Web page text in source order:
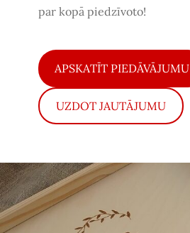
par kopā piedzīvoto!
​APSKATĪT PIEDĀVĀJUMU​
​UZDOT JAUTĀJUMU​